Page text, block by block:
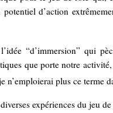
d’action
“d’immersion” qui
que porte notre
n’emploierai plus ce terme
expériences du jeu